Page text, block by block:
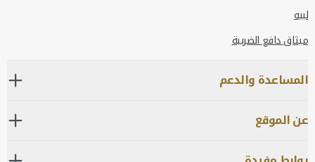
لبيه
ميثاق دافع الضريبة
المساعدة والدعم
عن الموقع